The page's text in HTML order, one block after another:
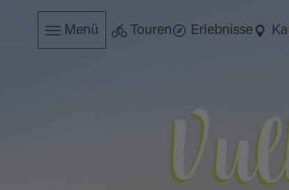
Menü Touren Erlebnisse